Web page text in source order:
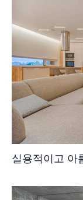
실용적이고 아